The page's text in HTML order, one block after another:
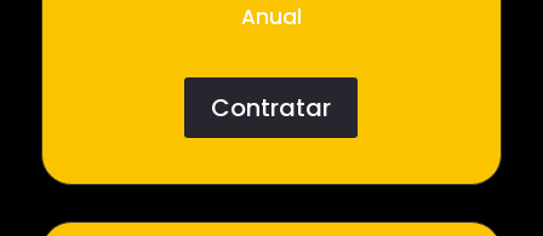
Anual
Contratar